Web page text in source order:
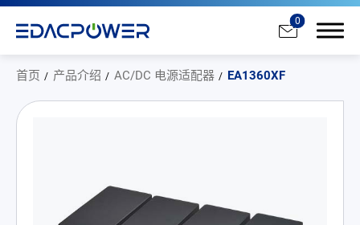
0
首页 产品介绍 AC/DC 电源适配器 EA1360XF